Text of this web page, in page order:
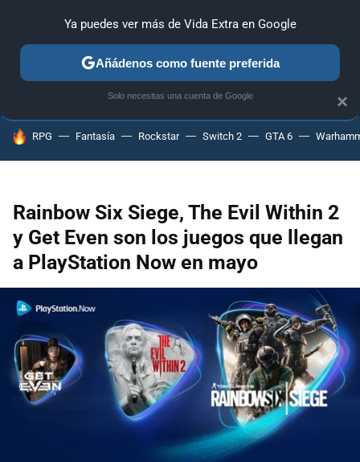
ANÁLISIS GUÍAS Y TRUCOS PC SONY NINTENDO
HOY SE HABLA DE
RPG Fantasía Rockstar Switch 2 GTA 6
Rainbow Six Siege, The Evil Within 2
y Get Even son los juegos que llegan
a PlayStation Now en mayo
×
Ya puedes ver más de Vida Extra en Google
Añádenos como fuente preferida
Solo necesitas una cuenta de Google